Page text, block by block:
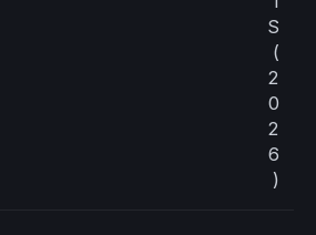
S
(
2
0
2
6
)